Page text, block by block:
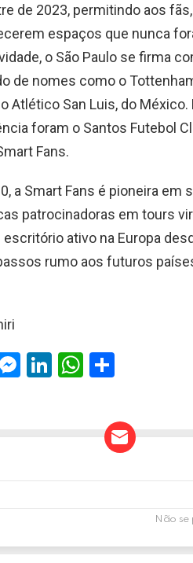
de 2023, permitindo aos
espaços que nunca
o São Paulo se firma
de nomes como o
Atlético San Luis, do
foram o Santos Futebol
Fans.
a Smart Fans é pioneira
patrocinadoras em tours
ativo na Europa
rumo aos futuros
M
er
Li
W
p
p
ar
e
Não se